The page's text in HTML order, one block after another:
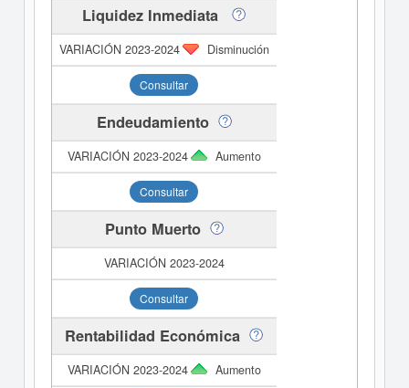
Liquidez Inmediata
Disminución
Consultar
Endeudamiento
Aumento
Consultar
Punto Muerto
Consultar
Rentabilidad Económica
Aumento